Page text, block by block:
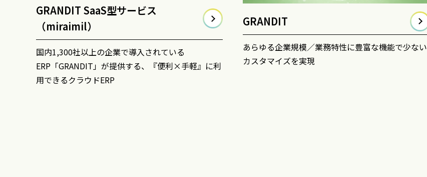
GRANDIT SaaS型サービス
（miraimil）
国内1,300社以上の企業で導入されている
ERP「GRANDIT」が提供する、『便利×手軽』に利
用できるクラウドERP
GRANDIT
あらゆる企業規模／業務特性に豊富な機能で少ない
カスタマイズを実現